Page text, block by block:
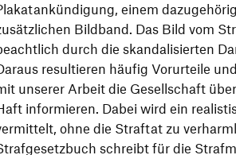
einem
Bildband. Das Bild vom
durch die skandalisierten
resultieren häufig Vorurteile
unserer Arbeit die Gesellschaft
informieren. Dabei wird ein
ohne die Straftat zu
schreibt für die